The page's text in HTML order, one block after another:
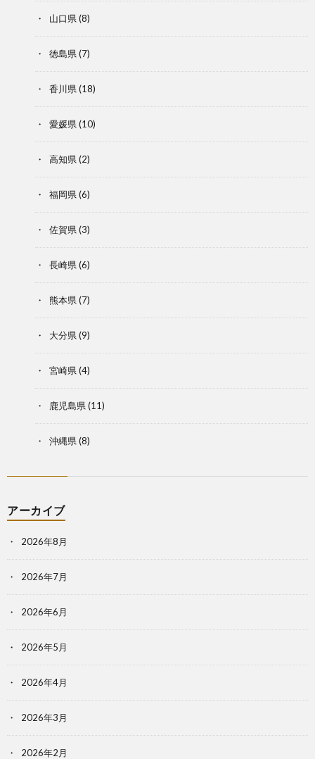
山口県(8)
徳島県(7)
香川県(18)
愛媛県(10)
高知県(2)
福岡県(6)
佐賀県(3)
長崎県(6)
熊本県(7)
大分県(9)
宮崎県(4)
鹿児島県(11)
沖縄県(8)
アーカイブ
2026年8月
2026年7月
2026年6月
2026年5月
2026年4月
2026年3月
2026年2月